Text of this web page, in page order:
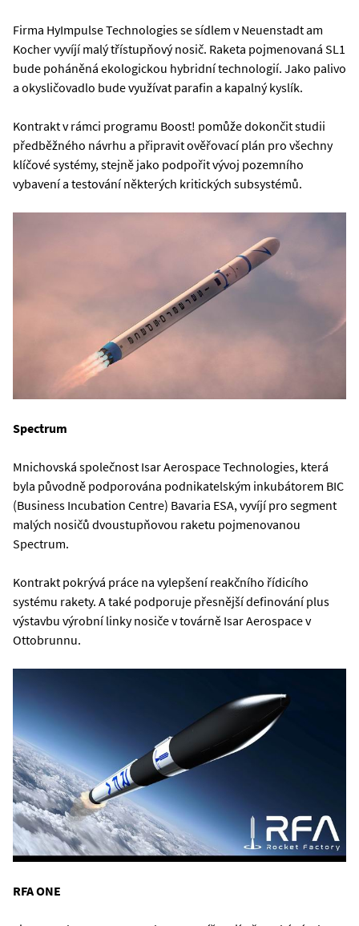
Firma HyImpulse Technologies se sídlem v Neuenstadt am
Kocher vyvíjí malý třístupňový nosič. Raketa pojmenovaná SL1
bude poháněná ekologickou hybridní technologií. Jako palivo
a okysličovadlo bude využívat parafin a kapalný kyslík.
Kontrakt v rámci programu Boost! pomůže dokončit studii
předběžného návrhu a připravit ověřovací plán pro všechny
klíčové systémy, stejně jako podpořit vývoj pozemního
vybavení a testování některých kritických subsystémů.
Spectrum
Mnichovská společnost Isar Aerospace Technologies, která
byla původně podporována podnikatelským inkubátorem BIC
(Business Incubation Centre) Bavaria ESA, vyvíjí pro segment
malých nosičů dvoustupňovou raketu pojmenovanou
Spectrum.
Kontrakt pokrývá práce na vylepšení reakčního řídicího
systému rakety. A také podporuje přesnější definování plus
výstavbu výrobní linky nosiče v továrně Isar Aerospace v
Ottobrunnu.
RFA ONE